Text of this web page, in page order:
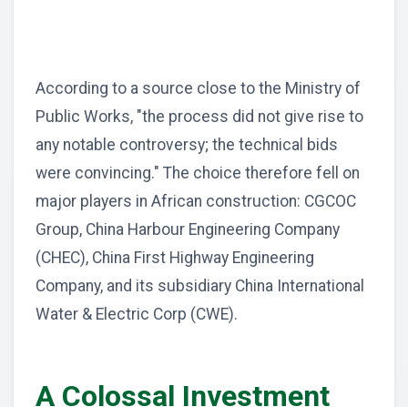
According to a source close to the Ministry of
Public Works, "the process did not give rise to
any notable controversy; the technical bids
were convincing." The choice therefore fell on
major players in African construction: CGCOC
Group, China Harbour Engineering Company
(CHEC), China First Highway Engineering
Company, and its subsidiary China International
Water & Electric Corp (CWE).
A Colossal Investment